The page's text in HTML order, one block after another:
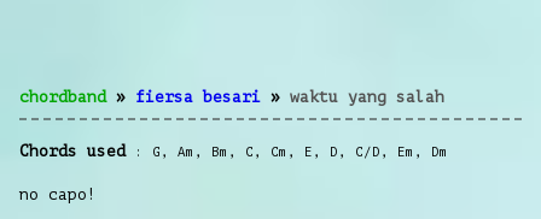
chordband» fiersa besari » waktu yang salah
Chords used G , Am , Bm , C , Cm , E , D , C/D , Em , Dm
no capo!